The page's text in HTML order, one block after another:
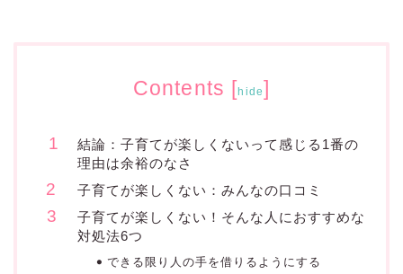
Contents [hide]
結論：子育てが楽しくないって感じる1番の
理由は余裕のなさ
子育てが楽しくない：みんなの口コミ
子育てが楽しくない！そんな人におすすめな
対処法6つ
できる限り人の手を借りるようにする